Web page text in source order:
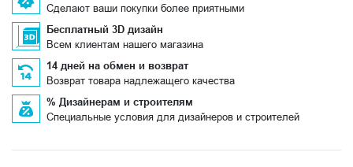
Сделают ваши покупки более приятными
Бесплатный 3D дизайн
Всем клиентам нашего магазина
14 дней на обмен и возврат
Возврат товара надлежащего качества
% Дизайнерам и строителям
Специальные условия для дизайнеров и строителей